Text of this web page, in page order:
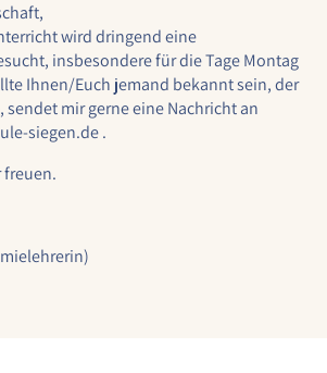
wird dringend eine
insbesondere für die Tage Montag
Ihnen/Euch jemand bekannt sein, der
sendet mir gerne eine Nachricht an
siegen.de .
freuen.
erfassen Informationen anonym.
helfen uns zu verstehen, wie
unsere Website nutzen.